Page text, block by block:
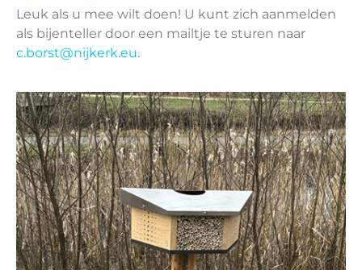
Leuk als u mee wilt doen! U kunt zich aanmelden
als bijenteller door een mailtje te sturen naar
c.borst@nijkerk.eu.